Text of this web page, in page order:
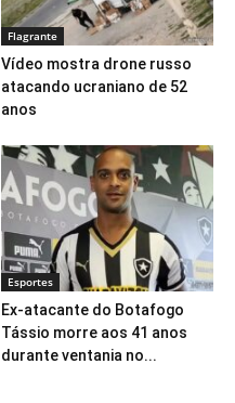
Flagrante
Vídeo mostra drone russo
atacando ucraniano de 52
anos
Esportes
Ex-atacante do Botafogo
Tássio morre aos 41 anos
durante ventania no...